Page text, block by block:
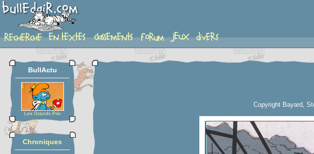
planche
BullActu
Les Grands Prix
Chroniques
Copyright Bayard,